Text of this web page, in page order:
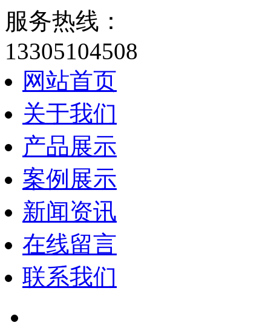
服务热线：
13305104508
网站首页
关于我们
产品展示
案例展示
新闻资讯
在线留言
联系我们